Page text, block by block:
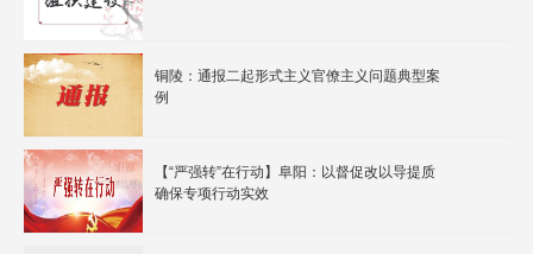
铜陵：通报二起形式主义官僚主义问题典型案
例
【“严强转”在行动】阜阳：以督促改以导提质
确保专项行动实效